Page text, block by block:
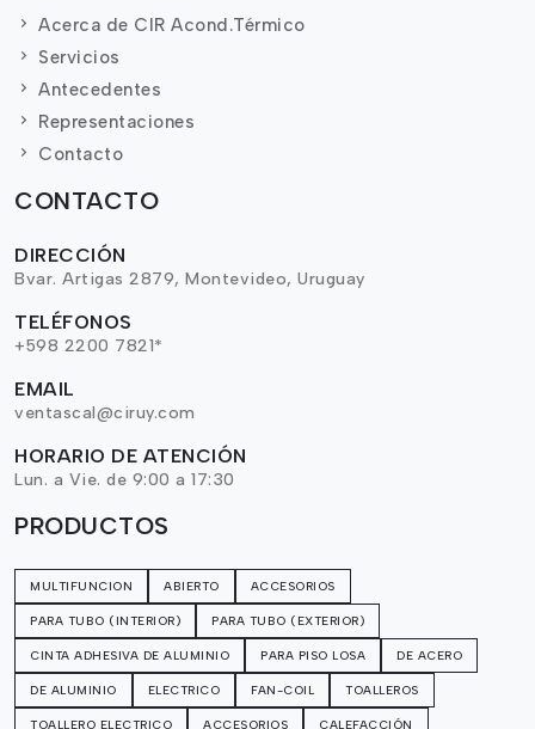
Acerca de CIR Acond.Térmico
Servicios
Antecedentes
Representaciones
Contacto
CONTACTO
DIRECCIÓN
Bvar. Artigas 2879, Montevideo, Uruguay
TELÉFONOS
+598 2200 7821*
EMAIL
ventascal@ciruy.com
HORARIO DE ATENCIÓN
Lun. a Vie. de 9:00 a 17:30
PRODUCTOS
MULTIFUNCION ABIERTO ACCESORIOS
PARA TUBO (INTERIOR) PARA TUBO (EXTERIOR)
CINTA ADHESIVA DE ALUMINIO PARA PISO LOSA DE ACERO
DE ALUMINIO ELECTRICO FAN-COIL TOALLEROS
TOALLERO ELECTRICO ACCESORIOS CALEFACCIÓN